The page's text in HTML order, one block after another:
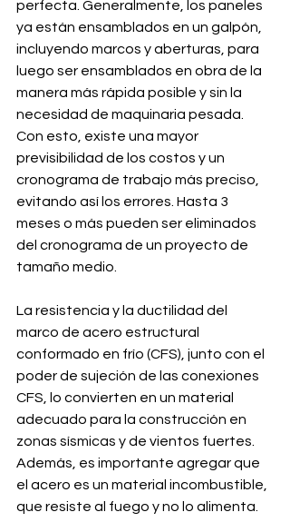
perfecta. Generalmente, los paneles
ya están ensamblados en un galpón,
incluyendo marcos y aberturas, para
luego ser ensamblados en obra de la
manera más rápida posible y sin la
necesidad de maquinaria pesada.
Con esto, existe una mayor
previsibilidad de los costos y un
cronograma de trabajo más preciso,
evitando así los errores. Hasta 3
meses o más pueden ser eliminados
del cronograma de un proyecto de
tamaño medio.
La resistencia y la ductilidad del
marco de acero estructural
conformado en frío (CFS), junto con el
poder de sujeción de las conexiones
CFS, lo convierten en un material
adecuado para la construcción en
zonas sísmicas y de vientos fuertes.
Además, es importante agregar que
el acero es un material incombustible,
que resiste al fuego y no lo alimenta.